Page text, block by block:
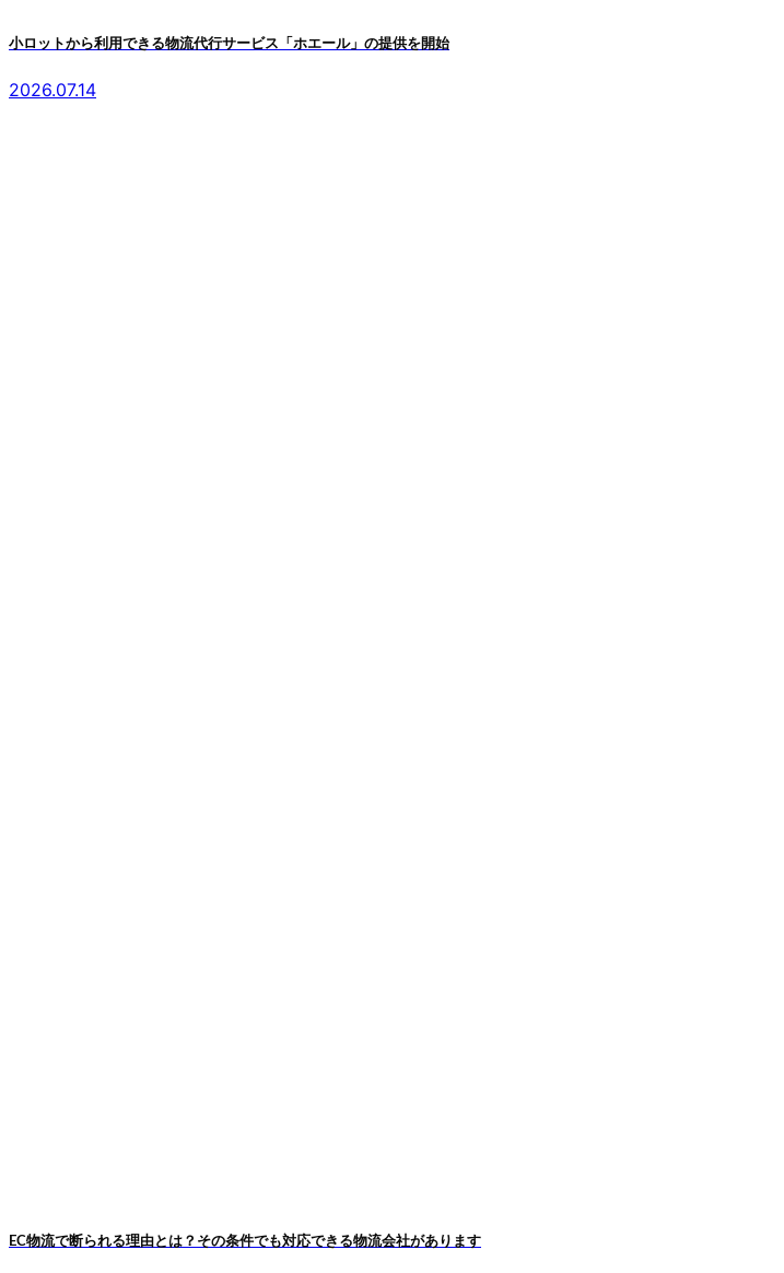
小ロットから利用できる物流代行サービス「ホエール」の提供を開始
2026.07.14
EC物流で断られる理由とは？その条件でも対応できる物流会社があります